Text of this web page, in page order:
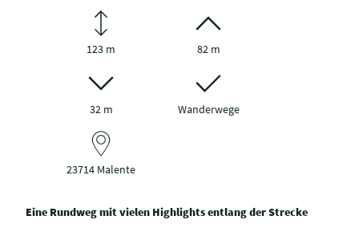
123 m 82 m
32 m Wanderwege
23714 Malente
Eine Rundweg mit vielen Highlights entlang der Strecke